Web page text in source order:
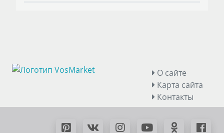
О сайте
Карта сайта
Контакты